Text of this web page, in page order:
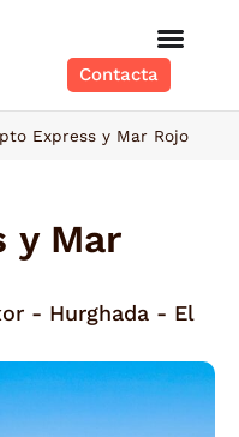
Contacta
Express y Mar Rojo
y Mar
- Hurghada - El